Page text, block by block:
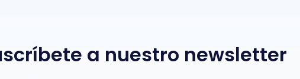
a nuestro newsletter